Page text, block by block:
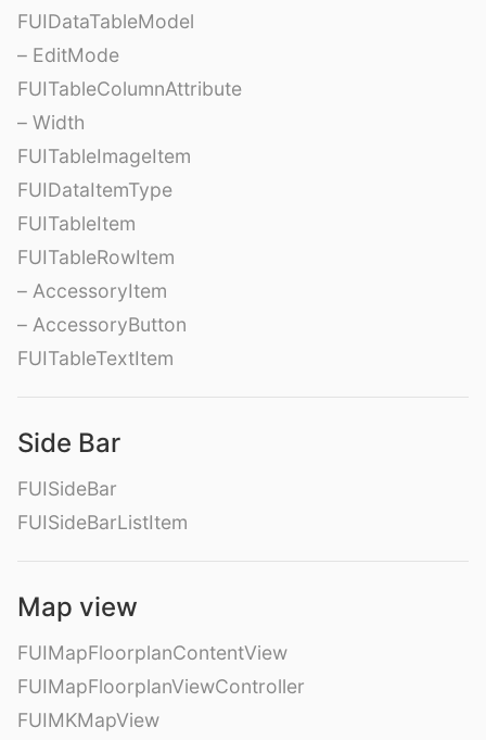
FUIDataTableModel
– EditMode
FUITableColumnAttribute
– Width
FUITableImageItem
FUIDataItemType
FUITableItem
FUITableRowItem
– AccessoryItem
– AccessoryButton
FUITableTextItem
Side Bar
FUISideBar
FUISideBarListItem
Map view
FUIMapFloorplanContentView
FUIMapFloorplanViewController
FUIMKMapView